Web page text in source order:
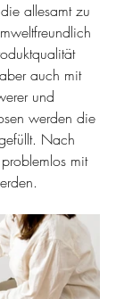
allesamt zu
auch mit
und
werden die
Nach
mit